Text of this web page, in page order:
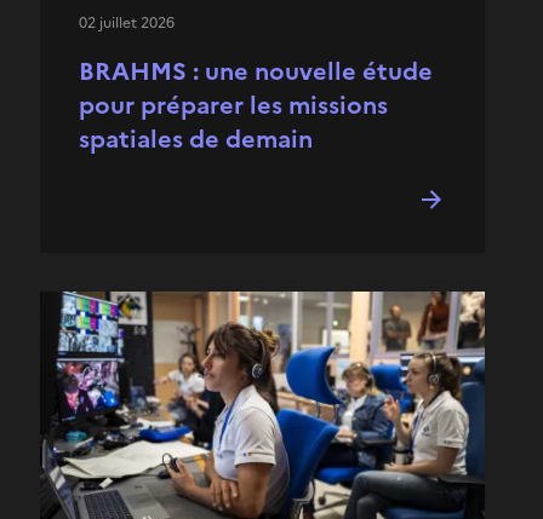
BRAHMS : une nouvelle étude
pour préparer les missions
spatiales de demain
02 juillet 2026